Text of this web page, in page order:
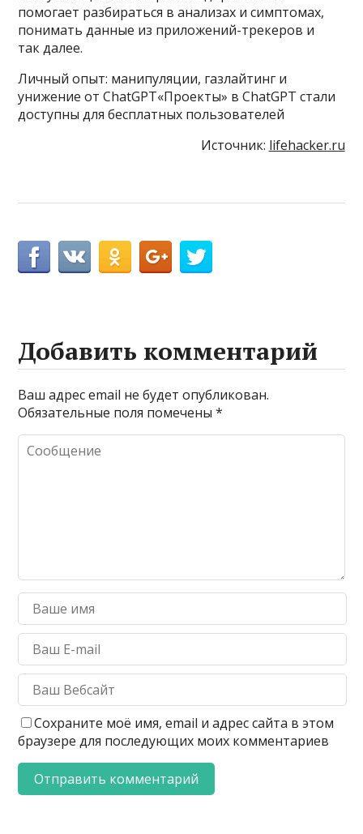
помогает разбираться в анализах и симптомах,
понимать данные из приложений-трекеров и
так далее.
Личный опыт: манипуляции, газлайтинг и
унижение от ChatGPT«Проекты» в ChatGPT стали
доступны для бесплатных пользователей
Источник: lifehacker.ru
Добавить комментарий
Ваш адрес email не будет опубликован.
Обязательные поля помечены*
Сохраните моё имя, email и адрес сайта в этом
браузере для последующих моих комментариев